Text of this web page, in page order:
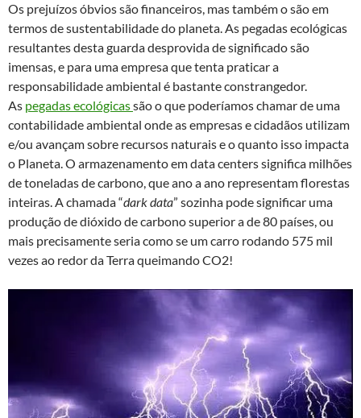
Os prejuízos óbvios são financeiros, mas também o são em
termos de sustentabilidade do planeta. As pegadas ecológicas
resultantes desta guarda desprovida de significado são
imensas, e para uma empresa que tenta praticar a
responsabilidade ambiental é bastante constrangedor.
As pegadas ecológicassão o que poderíamos chamar de uma
contabilidade ambiental onde as empresas e cidadãos utilizam
e/ou avançam sobre recursos naturais e o quanto isso impacta
o Planeta. O armazenamento em data centers significa milhões
de toneladas de carbono, que ano a ano representam florestas
inteiras. A chamada “dark data” sozinha pode significar uma
produção de dióxido de carbono superior a de 80 países, ou
mais precisamente seria como se um carro rodando 575 mil
vezes ao redor da Terra queimando CO2!